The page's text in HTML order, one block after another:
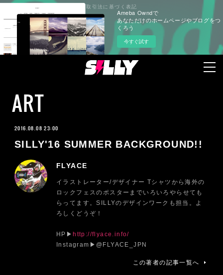
Ameba Owndで
あなただけのホームページやブログをつ
くろう
今すぐ試す
ART
2016.08.08 23:00
SILLY'16 SUMMER BACKGROUND!!
FLYACE
イラストレーター/デザイナー Tシャツから海外の
ロックフェスのポスターまでいろいろやらせても
らってます。SILLYのデザインワークも担当。よ
ろしくどうぞ！
HP▶︎ http://flyace.info/
Instagram▶︎@FLYACE_JPN
この著者の記事一覧へ
プライバシーポリシー 特定商取引法に基づく表記